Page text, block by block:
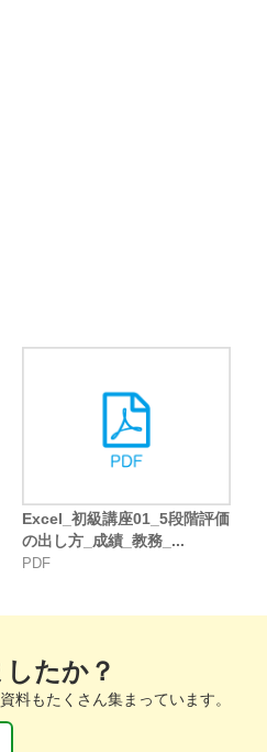
Excel_初級講座01_5段階評価
の出し方_成績_教務_...
PDF
たか？
料もたくさん集まっています。